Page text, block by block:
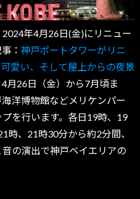
年4月26日(金)にリニュー
： 神戸ポートタワーがリニ
愛い、そして屋上からの夜景
月26日（金）から7月頃ま
洋博物館などメリケンパー
を行います。各日19時、19
時、21時30分から約2分間、
の演出で神戸ベイエリアの